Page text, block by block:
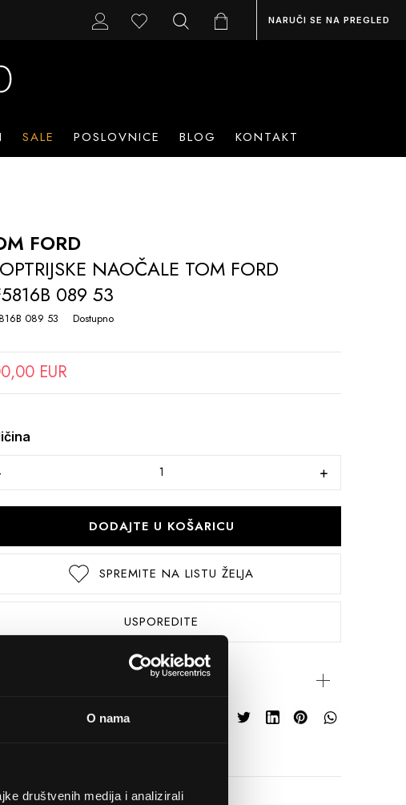
O nama
društvenih medija i analizirali
NARUČI SE NA PREGLED
SALE POSLOVNICE BLOG KONTAKT
FORD
NAOČALE TOM FORD
089 53
089 53 Dostupno
EUR
DODAJTE U KOŠARICU
SPREMITE NA LISTU ŽELJA
USPOREDITE
s prijateljima